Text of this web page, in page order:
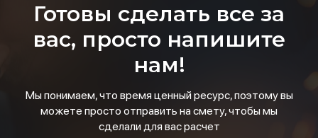
Готовы сделать все за
вас, просто напишите
нам!
Мы понимаем, что время ценный ресурс, поэтому вы
можете просто отправить на смету, чтобы мы
сделали для вас расчет